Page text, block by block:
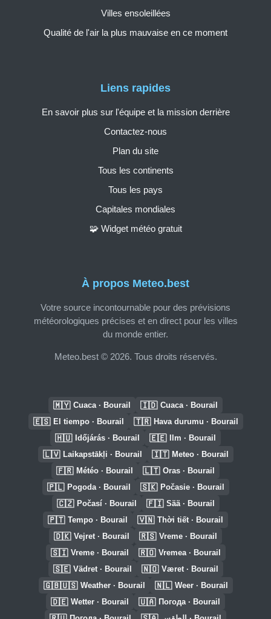
À propos Meteo.best
Votre source incontournable pour des prévisions
météorologiques précises et en direct pour les villes
du monde entier.
Meteo.best © 2026. Tous droits réservés.
Liens rapides
En savoir plus sur l'équipe et la mission derrière
Contactez-nous
Plan du site
Tous les continents
Tous les pays
Capitales mondiales
🧩 Widget météo gratuit
Villes ensoleillées
Qualité de l'air la plus mauvaise en ce moment
🇲🇾 Cuaca · Bourail 🇮🇩 Cuaca · Bourail
🇪🇸 El tiempo · Bourail 🇹🇷 Hava durumu · Bourail
🇭🇺 Időjárás · Bourail 🇪🇪 Ilm · Bourail
🇱🇻 Laikapstākļi · Bourail 🇮🇹 Meteo · Bourail
🇫🇷 Météo · Bourail 🇱🇹 Oras · Bourail
🇵🇱 Pogoda · Bourail 🇸🇰 Počasie · Bourail
🇨🇿 Počasí · Bourail 🇫🇮 Sää · Bourail
🇵🇹 Tempo · Bourail 🇻🇳 Thời tiết · Bourail
🇩🇰 Vejret · Bourail 🇷🇸 Vreme · Bourail
🇸🇮 Vreme · Bourail 🇷🇴 Vremea · Bourail
🇸🇪 Vädret · Bourail 🇳🇴 Været · Bourail
🇬🇧🇺🇸 Weather · Bourail 🇳🇱 Weer · Bourail
🇩🇪 Wetter · Bourail 🇺🇦 Погода · Bourail